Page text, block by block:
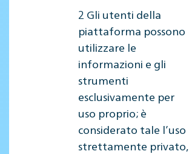
2 Gli utenti della
piattaforma possono
utilizzare le
informazioni e gli
strumenti
esclusivamente per
uso proprio; è
considerato tale l’uso
strettamente privato,